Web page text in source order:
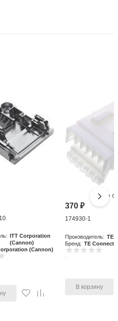
ITT Corporation
(Cannon)
(Cannon)
370₽
174930-1
Производитель: TE
Бренд: TE
В корзину